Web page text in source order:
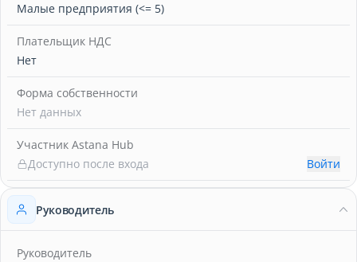
Малые предприятия (<= 5)
Плательщик НДС
Нет
Форма собственности
Нет данных
Участник Astana Hub
Доступно после входа
Войти
Руководитель
Руководитель